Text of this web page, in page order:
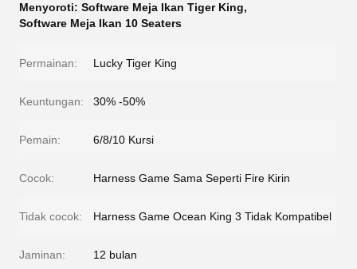
Menyoroti: Software Meja Ikan Tiger King,
Software Meja Ikan 10 Seaters
Permainan: Lucky Tiger King
Keuntungan: 30% -50%
Pemain: 6/8/10 Kursi
Cocok: Harness Game Sama Seperti Fire Kirin
Tidak cocok: Harness Game Ocean King 3 Tidak Kompatibel
Jaminan: 12 bulan